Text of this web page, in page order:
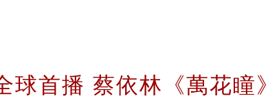
球首播 蔡依林《萬花瞳》